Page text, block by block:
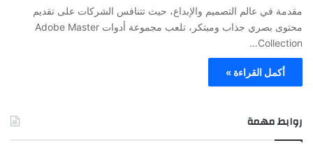
مقدمة في عالم التصميم والإبداع، حيث تتنافس الشركات على تقديم
محتوى بصري جذاب ومبتكر، تلعب مجموعة أدوات Adobe Master
Collection…
أكمل القراءة »
روابط مهمة